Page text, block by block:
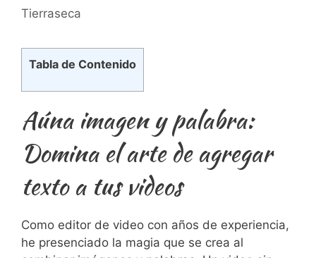
Tierraseca
Tabla de Contenido
Aúna imagen y palabra:
Domina el arte de agregar
texto a tus videos
Como editor de video con años de experiencia,
he presenciado la magia que se crea al